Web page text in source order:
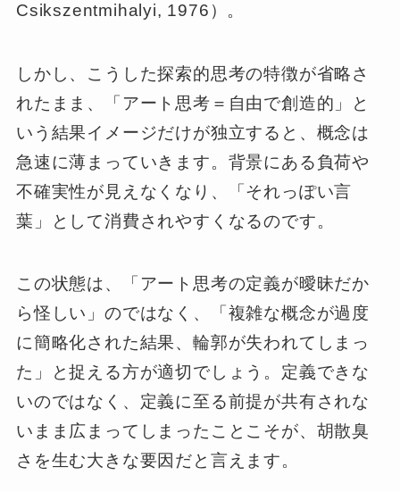
Csikszentmihalyi, 1976）。
しかし、こうした探索的思考の特徴が省略さ
れたまま、「アート思考＝自由で創造的」と
いう結果イメージだけが独立すると、概念は
急速に薄まっていきます。背景にある負荷や
不確実性が見えなくなり、「それっぽい言
葉」として消費されやすくなるのです。
この状態は、「アート思考の定義が曖昧だか
ら怪しい」のではなく、「複雑な概念が過度
に簡略化された結果、輪郭が失われてしまっ
た」と捉える方が適切でしょう。定義できな
いのではなく、定義に至る前提が共有されな
いまま広まってしまったことこそが、胡散臭
さを生む大きな要因だと言えます。